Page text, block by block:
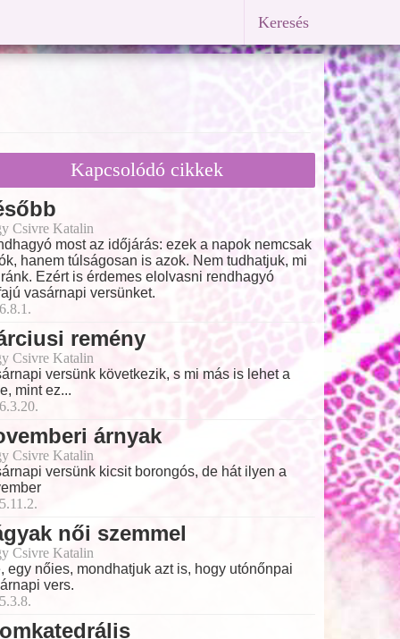
Keresés
Kapcsolódó cikkek
Csivre Katalin
most az időjárás: ezek a napok nemcsak
hanem túlságosan is azok. Nem tudhatjuk, mi
Ezért is érdemes elolvasni rendhagyó
vasárnapi versünket.
remény
Csivre Katalin
versünk következik, s mi más is lehet a
mint ez...
árnyak
Csivre Katalin
versünk kicsit borongós, de hát ilyen a
női szemmel
Csivre Katalin
egy nőies, mondhatjuk azt is, hogy utónőnpai
vers.